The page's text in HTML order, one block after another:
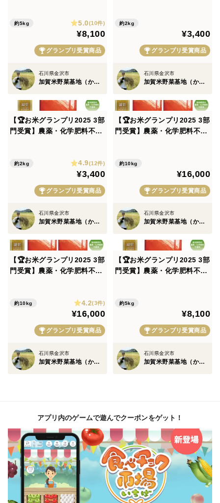
☆有機JAS認証を取得しております。
※有機JAS認証とは？
の使用禁止など、定められた基準に沿った生産が行われ
ているかについて、第三者機関より厳格な検査を受けた
上で取得できる国の認証制度です。
お米の場合、有機JAS認証制度の基準に沿った栽培開始
秀賞受賞農家｜加賀米野菜基
約5kg 5.0(10件)
¥8,100
グランプリ受賞商品
石川県金沢市
加賀米野菜基地（かがこめやさいきち）
秀賞受賞農家｜加賀米野菜基
約2kg
¥3,400
グランプリ受賞商品
石川県金沢市
加賀米野菜基地（かがこめやさいきち）
【🏆お米グランプリ2025 3部
門受賞】農薬・化学肥料不使
秀賞受賞農家｜加賀米野菜基
約2kg 4.9(12件)
¥3,400
グランプリ受賞商品
石川県金沢市
加賀米野菜基地（かがこめやさいきち）
【🏆お米グランプリ2025 3部
門受賞】農薬・化学肥料不使
秀賞受賞農家｜加賀米野菜基
約10kg
¥16,000
グランプリ受賞商品
石川県金沢市
加賀米野菜基地（かがこめやさいきち）
【🏆お米グランプリ2025 3部
門受賞】農薬・化学肥料不使
秀賞受賞農家｜加賀米野菜基
約10kg 4.2(3件)
¥16,000
グランプリ受賞商品
石川県金沢市
加賀米野菜基地（かがこめやさいきち）
【🏆お米グランプリ2025 3部
門受賞】農薬・化学肥料不使
秀賞受賞農家｜加賀米野菜基
約5kg
¥8,100
グランプリ受賞商品
石川県金沢市
加賀米野菜基地（かがこめやさいきち）
アプリ内のゲームで遊んでクーポンをゲット！